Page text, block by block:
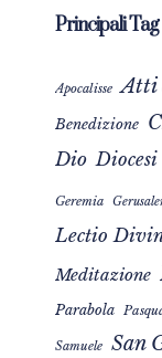
Principali Tag
Apocalisse Atti
Benedizione
Dio
Geremia
Lectio
Meditazione
Parabola
Samuele San